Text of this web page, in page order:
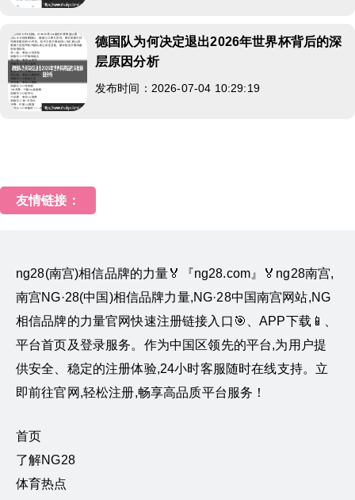
德国队为何决定退出2026年世界杯背后的深
层原因分析
发布时间：2026-07-04 10:29:19
友情链接：
ng28(南宫)相信品牌的力量🏅『ng28.com』🏅ng28南宫,
南宫NG·28(中国)相信品牌力量,NG·28中国南宫网站,NG
相信品牌的力量官网快速注册链接入口🎯、APP下载📱、
平台首页及登录服务。作为中国区领先的平台,为用户提
供安全、稳定的注册体验,24小时客服随时在线支持。立
即前往官网,轻松注册,畅享高品质平台服务！
首页
了解NG28
体育热点